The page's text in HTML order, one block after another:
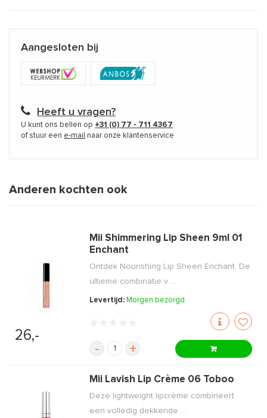
Aangesloten bij
Heeft u vragen?
U kunt ons bellen op +31 (0) 77 - 711 4367
of stuur een e-mail naar onze klantenservice
Anderen kochten ook
26,-
Mii Shimmering Lip Sheen 9ml 01
Enchant
Ontdek Nourishing Lip Sheen Enchant. De
ultieme combinatie v ...
Levertijd: Morgen bezorgd
- +
Mii Lavish Lip Crème 06 Toboo
Deze lightweight lipcrème combineert
een volledig dekkende ...